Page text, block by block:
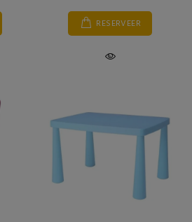
RESERVEER